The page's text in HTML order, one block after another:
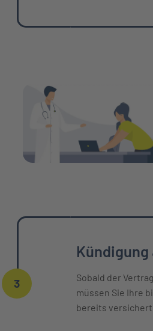
3
Kündigung
Sobald der
müssen Sie Ihre
bereits